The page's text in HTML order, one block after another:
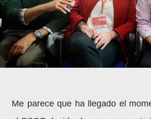
Me parece que ha llegado el